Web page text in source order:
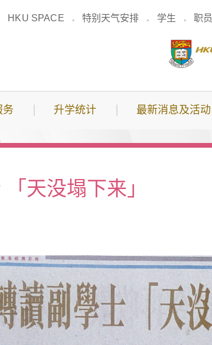
HKU SPACE 特别天气安排 学生 职员
务 升学统计 最新消息及活动
天没塌下来」